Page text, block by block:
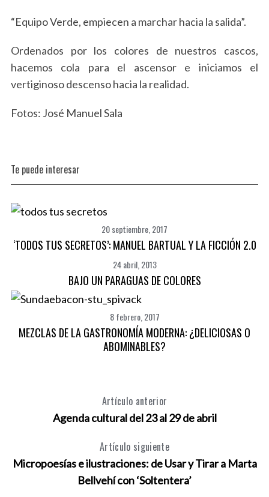
“Equipo Verde, empiecen a marchar hacia la salida”.
Ordenados por los colores de nuestros cascos,
hacemos cola para el ascensor e iniciamos el
vertiginoso descenso hacia la realidad.
Fotos: José Manuel Sala
Te puede interesar
20 septiembre, 2017
‘TODOS TUS SECRETOS’: MANUEL BARTUAL Y LA FICCIÓN 2.0
24 abril, 2013
BAJO UN PARAGUAS DE COLORES
8 febrero, 2017
MEZCLAS DE LA GASTRONOMÍA MODERNA: ¿DELICIOSAS O
ABOMINABLES?
Artículo anterior
Agenda cultural del 23 al 29 de abril
Artículo siguiente
Micropoesías e ilustraciones: de Usar y Tirar a Marta
Bellvehí con ‘Soltentera’